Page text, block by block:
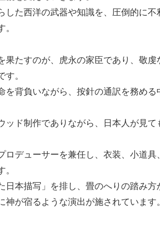
した西洋の武器や知識を、圧倒的に不
果たすのが、虎永の家臣であり、敬虔
す。
を背負いながら、按針の通訳を務める
ッド制作でありながら、日本人が見て
ロデューサーを兼任し、衣装、小道
日本描写」を排し、畳のへりの踏み
神が宿るような演出が施されています。